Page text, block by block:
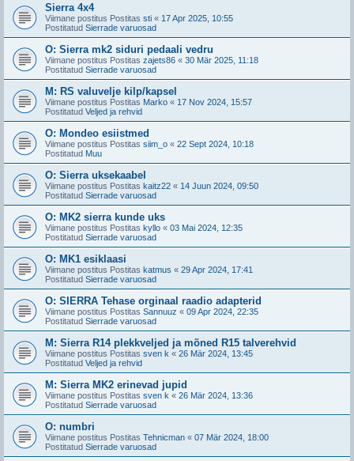
Sierra 4x4
Viimane postitus Postitas sti « 17 Apr 2025, 10:55
Postitatud Sierrade varuosad
O: Sierra mk2 siduri pedaali vedru
Viimane postitus Postitas zajets86 « 30 Mär 2025, 11:18
Postitatud Sierrade varuosad
M: RS valuvelje kilp/kapsel
Viimane postitus Postitas Marko « 17 Nov 2024, 15:57
Postitatud Veljed ja rehvid
O: Mondeo esiistmed
Viimane postitus Postitas siim_o « 22 Sept 2024, 10:18
Postitatud Muu
O: Sierra uksekaabel
Viimane postitus Postitas kaitz22 « 14 Juun 2024, 09:50
Postitatud Sierrade varuosad
O: MK2 sierra kunde uks
Viimane postitus Postitas kyllo « 03 Mai 2024, 12:35
Postitatud Sierrade varuosad
O: MK1 esiklaasi
Viimane postitus Postitas katmus « 29 Apr 2024, 17:41
Postitatud Sierrade varuosad
O: SIERRA Tehase orginaal raadio adapterid
Viimane postitus Postitas Sannuuz « 09 Apr 2024, 22:35
Postitatud Sierrade varuosad
M: Sierra R14 plekkveljed ja mõned R15 talverehvid
Viimane postitus Postitas sven k « 26 Mär 2024, 13:45
Postitatud Veljed ja rehvid
M: Sierra MK2 erinevad jupid
Viimane postitus Postitas sven k « 26 Mär 2024, 13:36
Postitatud Sierrade varuosad
O: numbri
Viimane postitus Postitas Tehnicman « 07 Mär 2024, 18:00
Postitatud Sierrade varuosad